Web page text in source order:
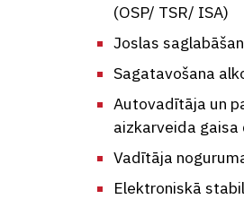
(OSP/ TSR/ ISA)
Joslas
Sagatavošana
Autovadītāja un
aizkarveida gaisa
Vadītāja
Elektroniskā